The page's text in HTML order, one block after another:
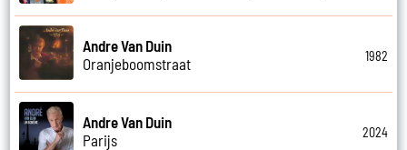
Andre Van Duin
Oranjeboomstraat
1982
Andre Van Duin
Parijs
2024